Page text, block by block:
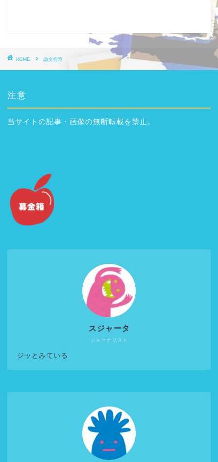
HOME 論文捏造
注意
当サイトの記事・画像の無断転載を禁止。
ジャーナリスト
スジャータ
ジッとみている